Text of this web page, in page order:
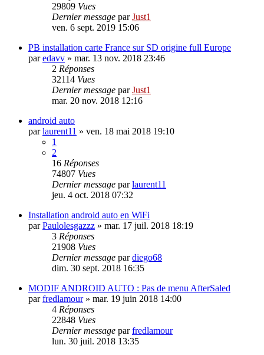
29809 Vues
Dernier message parJust1
ven. 6 sept. 2019 15:06
PB installation carte France sur SD origine full Europe
paredavv » mar. 13 nov. 2018 23:46
2 Réponses
32114 Vues
Dernier message parJust1
mar. 20 nov. 2018 12:16
android auto
parlaurent11 » ven. 18 mai 2018 19:10
1
2
16 Réponses
74807 Vues
Dernier message parlaurent11
jeu. 4 oct. 2018 07:32
Installation android auto en WiFi
parPaulolesgazzz » mar. 17 juil. 2018 18:19
3 Réponses
21908 Vues
Dernier message pardiego68
dim. 30 sept. 2018 16:35
MODIF ANDROID AUTO : Pas de menu AfterSaled
parfredlamour» mar. 19 juin 2018 14:00
4 Réponses
22848 Vues
Dernier message parfredlamour
lun. 30 juil. 2018 13:35